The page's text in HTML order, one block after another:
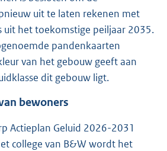
uit te laten rekenen met
uit het toekomstige peiljaar 2035.
pandenkaarten
van het gebouw geeft aan
dit gebouw ligt.
bewoners
Actieplan Geluid 2026-2031
college van B&W wordt het